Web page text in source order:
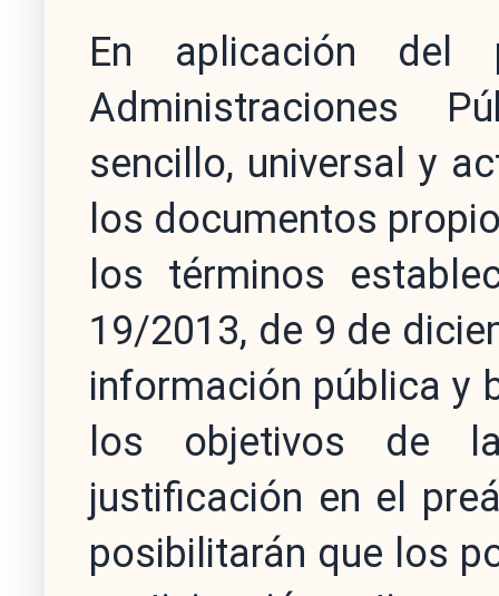
En aplicación del
Administraciones
sencillo, universal y
los documentos
los términos
19/2013, de 9 de
información pública y
los objetivos de
justificación en el
posibilitarán que los